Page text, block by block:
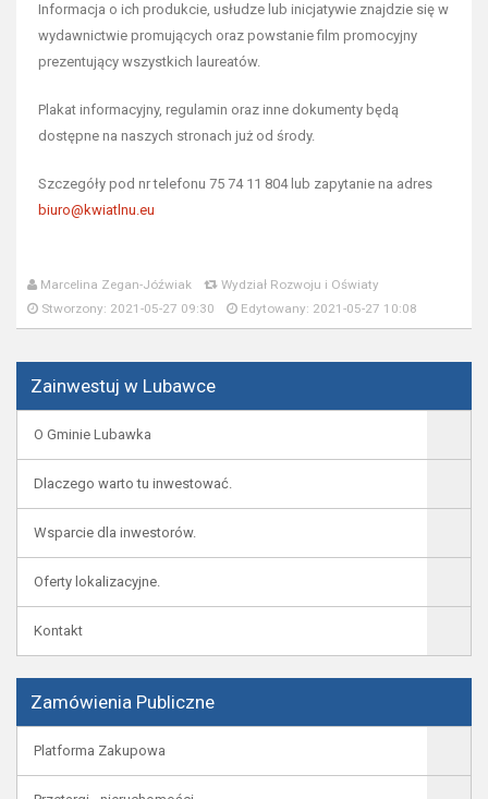
Informacja o ich produkcie, usłudze lub inicjatywie znajdzie się w
wydawnictwie promujących oraz powstanie film promocyjny
prezentujący wszystkich laureatów.
Plakat informacyjny, regulamin oraz inne dokumenty będą
dostępne na naszych stronach już od środy.
Szczegóły pod nr telefonu 75 74 11 804 lub zapytanie na adres
biuro@kwiatlnu.eu
Marcelina Zegan-Jóźwiak
Wydział Rozwoju i Oświaty
Stworzony: 2021-05-27 09:30
Edytowany: 2021-05-27 10:08
Zainwestuj w Lubawce
O Gminie Lubawka
Dlaczego warto tu inwestować.
Wsparcie dla inwestorów.
Oferty lokalizacyjne.
Kontakt
Zamówienia Publiczne
Platforma Zakupowa